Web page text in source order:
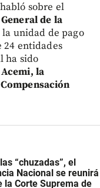
sobre el
de la
unidad de pago
24 entidades
ha sido
Acemi, la
“chuzadas”, el
Nacional se reunirá
la Corte Suprema de